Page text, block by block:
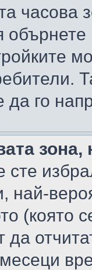
да го
сте
най-
(която